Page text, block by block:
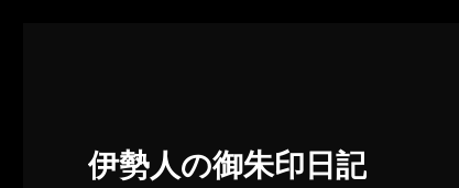
伊勢人の御朱印日記